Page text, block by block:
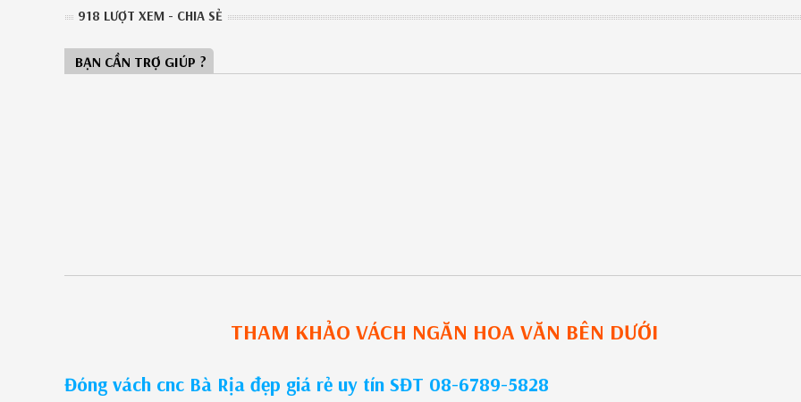
918 LƯỢT XEM - CHIA SẺ
BẠN CẦN TRỢ GIÚP ?
THAM KHẢO VÁCH NGĂN HOA VĂN BÊN DƯỚI
Đóng vách cnc Bà Rịa đẹp giá rẻ uy tín SĐT 08-6789-5828